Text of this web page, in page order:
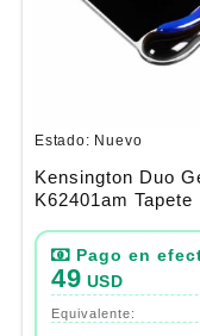
Estado: Nuevo
Kensington Duo
K62401am Tapete
MuñEca, Color
49 USD